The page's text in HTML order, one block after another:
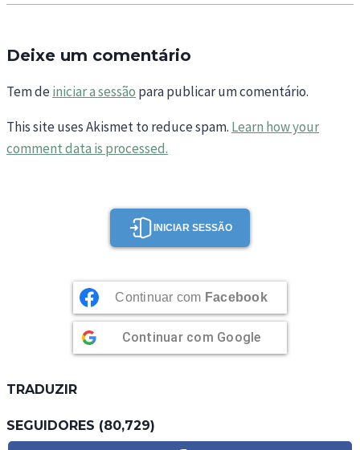
Deixe um comentário
Tem deiniciar a sessão para publicar um comentário.
This site uses Akismet to reduce spam. Learn how your
comment data is processed.
INICIAR SESSÃO
Continuar com Facebook
Continuar com Google
TRADUZIR
SEGUIDORES (80,729)